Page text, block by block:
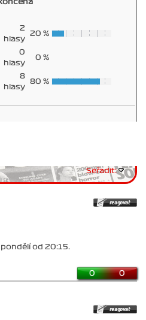
2
hlasy
20 %
0
hlasy
0 %
8
hlasy
80 %
Seřadit:
od 20:15.
0 0